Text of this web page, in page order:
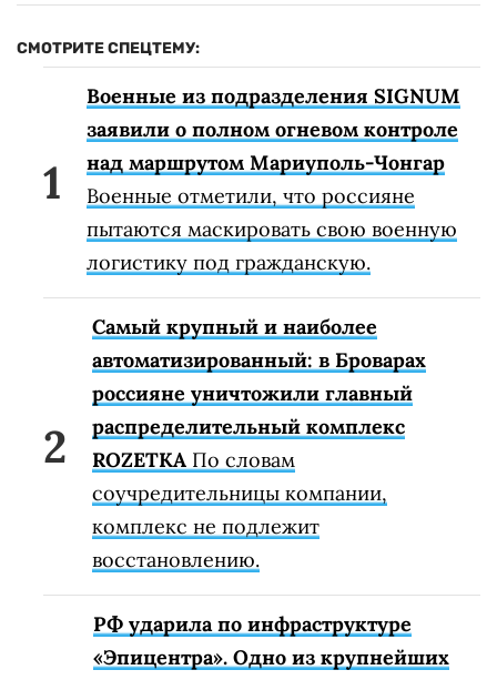
СМОТРИТЕ СПЕЦТЕМУ:
Военные из подразделения SIGNUM
заявили о полном огневом контроле
над маршрутом Мариуполь-Чонгар
Военные отметили, что россияне
пытаются маскировать свою военную
логистику под гражданскую.
Самый крупный и наиболее
автоматизированный: в Броварах
россияне уничтожили главный
распределительный комплекс
ROZETKA По словам
соучредительницы компании,
комплекс не подлежит
восстановлению.
РФ ударила по инфраструктуре
«Эпицентра». Одно из крупнейших